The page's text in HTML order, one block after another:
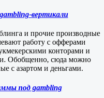
вертикали
и прочие производные
работу с офферами
конторами и
Обобщенно, сюда можно
с азартом и деньгами.
под gambling